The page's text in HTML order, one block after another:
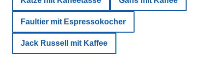
Faultier mit Espressokocher
Jack Russell mit Kaffee